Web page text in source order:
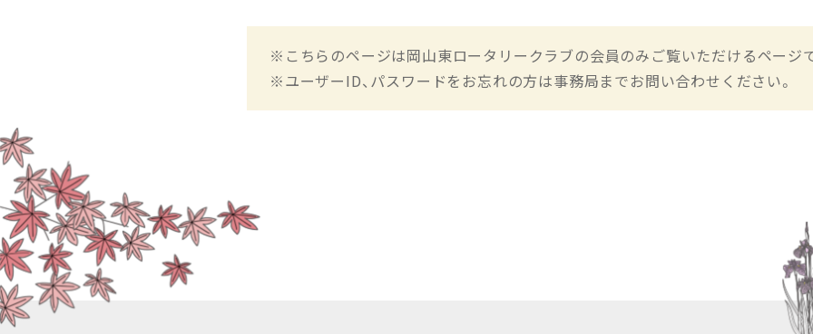
※こちらのページは岡山東ロータリークラブの会員のみご覧いただけるページ
※ユーザーID、パスワードをお忘れの方は事務局までお問い合わせください。